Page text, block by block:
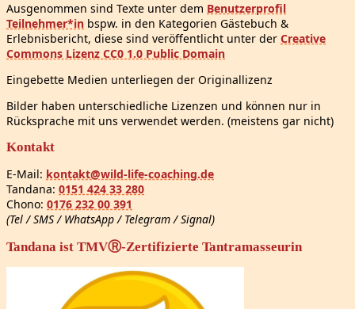
Ausgenommen sind Texte unter dem Benutzerprofil
Teilnehmer*in bspw. in den Kategorien Gästebuch &
Erlebnisbericht, diese sind veröffentlicht unter der Creative
Commons Lizenz CC0 1.0 Public Domain
Eingebette Medien unterliegen der Originallizenz
Bilder haben unterschiedliche Lizenzen und können nur in
Rücksprache mit uns verwendet werden. (meistens gar nicht)
Kontakt
E-Mail: kontakt@wild-life-coaching.de
Tandana: 0151 424 33 280
Chono: 0176 232 00 391
(Tel / SMS / WhatsApp / Telegram / Signal)
Tandana ist TMVⓇ-Zertifizierte Tantramasseurin